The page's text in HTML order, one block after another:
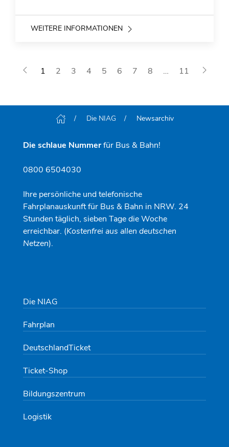
WEITERE INFORMATIONEN
1 2 3 4 5 6 7 8 … 11
Die NIAG Newsarchiv
Die schlaue Nummerfür Bus & Bahn!
0800 6504030
Ihre persönliche und telefonische
Fahrplanauskunft für Bus & Bahn in NRW. 24
Stunden täglich, sieben Tage die Woche
erreichbar. (Kostenfrei aus allen deutschen
Netzen).
Die NIAG
Fahrplan
DeutschlandTicket
Ticket-Shop
Bildungszentrum
Logistik